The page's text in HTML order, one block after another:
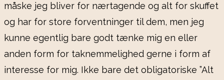
måske jeg bliver for nærtagende og alt for skuffet
og har for store forventninger til dem, men jeg
kunne egentlig bare godt tænke mig en eller
anden form for taknemmelighed gerne i form af
interesse for mig. Ikke bare det obligatoriske ”Alt